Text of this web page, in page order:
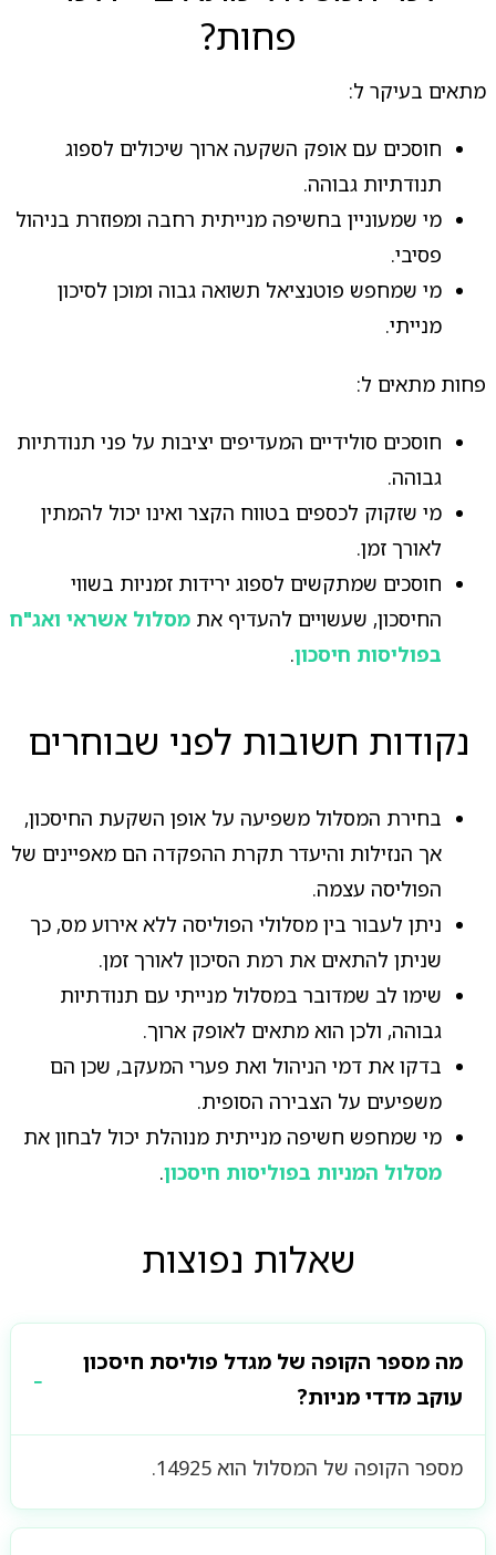
פחות?
מתאים בעיקר ל:
חוסכים עם אופק השקעה ארוך שיכולים לספוג
תנודתיות גבוהה.
מי שמעוניין בחשיפה מנייתית רחבה ומפוזרת בניהול
פסיבי.
מי שמחפש פוטנציאל תשואה גבוה ומוכן לסיכון
מנייתי.
פחות מתאים ל:
חוסכים סולידיים המעדיפים יציבות על פני תנודתיות
גבוהה.
מי שזקוק לכספים בטווח הקצר ואינו יכול להמתין
לאורך זמן.
חוסכים שמתקשים לספוג ירידות זמניות בשווי
החיסכון, שעשויים להעדיף את מסלול אשראי ואג"ח
בפוליסות חיסכון.
נקודות חשובות לפני שבוחרים
בחירת המסלול משפיעה על אופן השקעת החיסכון,
אך הנזילות והיעדר תקרת ההפקדה הם מאפיינים של
הפוליסה עצמה.
ניתן לעבור בין מסלולי הפוליסה ללא אירוע מס, כך
שניתן להתאים את רמת הסיכון לאורך זמן.
שימו לב שמדובר במסלול מנייתי עם תנודתיות
גבוהה, ולכן הוא מתאים לאופק ארוך.
בדקו את דמי הניהול ואת פערי המעקב, שכן הם
משפיעים על הצבירה הסופית.
מי שמחפש חשיפה מנייתית מנוהלת יכול לבחון את
מסלול המניות בפוליסות חיסכון.
שאלות נפוצות
מה מספר הקופה של מגדל פוליסת חיסכון
עוקב מדדי מניות?
מספר הקופה של המסלול הוא 14925.